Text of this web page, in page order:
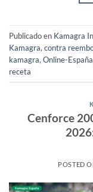
Publicado en Kamagra
Kamagra, contra
kamagra, Online-España
receta
Cenforce
POSTED